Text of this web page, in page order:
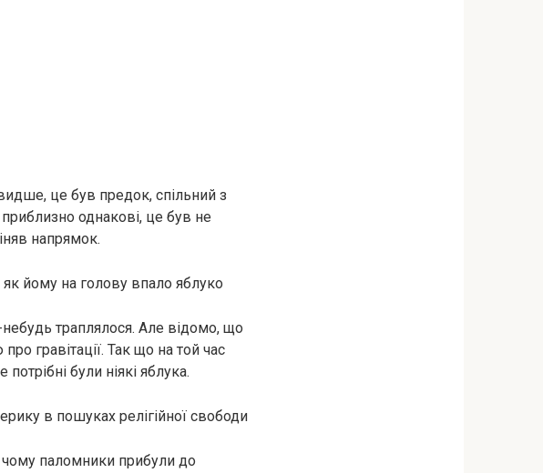
це був предок, спільний з
однакові, це був не
напрямок.
як йому на голову впало яблуко
траплялося. Але відомо, що
гравітації. Так що на той час
були ніякі яблука.
в пошуках релігійної свободи
чому паломники прибули до